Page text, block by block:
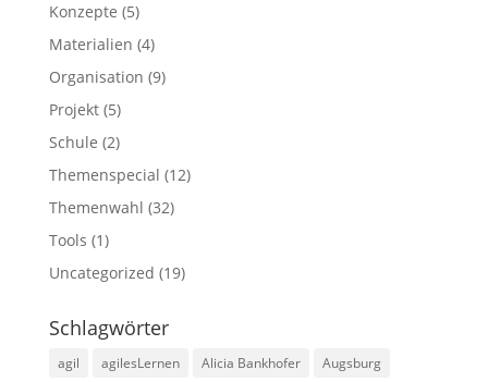
Konzepte (5)
Materialien (4)
Organisation (9)
Projekt(5)
Schule (2)
Themenspecial (12)
Themenwahl (32)
Tools (1)
Uncategorized (19)
Schlagwörter
agil agilesLernen Alicia Bankhofer
Augsburg